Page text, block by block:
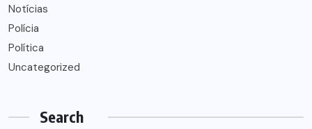
Notícias
Polícia
Política
Uncategorized
Search